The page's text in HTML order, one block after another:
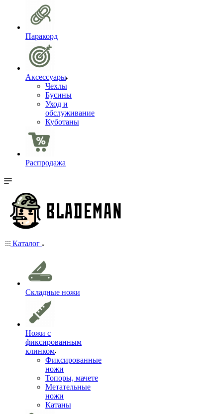
Паракорд
Аксессуары
Чехлы
Бусины
Уход и
обслуживание
Куботаны
Распродажа
Каталог
Складные ножи
Ножи с
фиксированным
клинком
Фиксированные
ножи
Топоры, мачете
Метательные
ножи
Катаны